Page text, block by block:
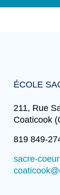
ÉCOLE
211, Rue
Coaticook
819 849-
sacre-